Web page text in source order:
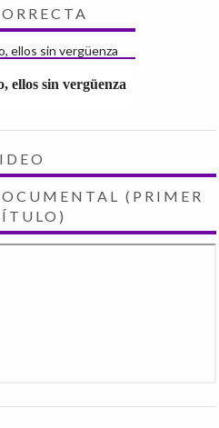
ellos sin vergüenza
(PRIMER